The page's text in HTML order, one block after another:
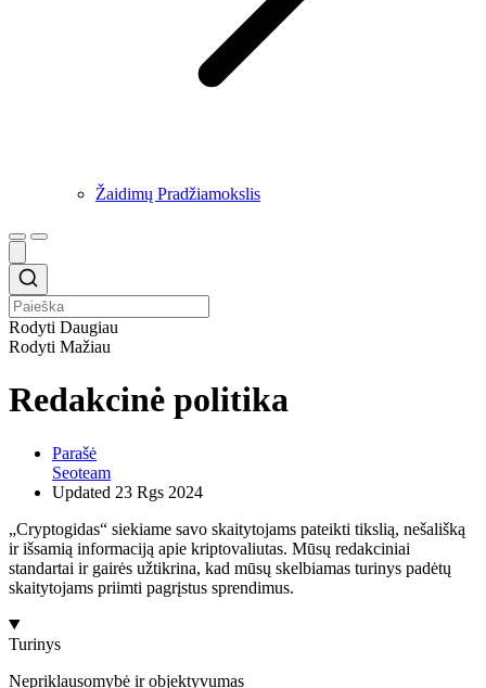
Žaidimų Pradžiamokslis
Rodyti Daugiau
Rodyti Mažiau
Redakcinė politika
Parašė
Seoteam
Updated 23 Rgs 2024
„Cryptogidas“ siekiame savo skaitytojams pateikti tikslią, nešališką
ir išsamią informaciją apie kriptovaliutas. Mūsų redakciniai
standartai ir gairės užtikrina, kad mūsų skelbiamas turinys padėtų
skaitytojams priimti pagrįstus sprendimus.
Turinys
Nepriklausomybė ir objektyvumas